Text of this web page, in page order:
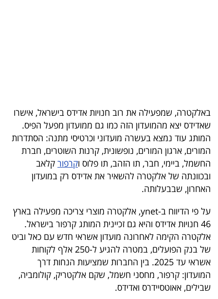
פודקאסט
40
UNDER
40
שיתופי
פעולה
דרושים
ניוזלטרים
באלקטרה, שמפעילה את רוב חנויות אדידס בישראל, אישרו
שאדידס יצא מהמועדון הזה כמו גם ממועדון מפעל הפיס.
המותג עוד נמצא בעשרה מועדוני וכרטיסי מתנה: הסתדרות
המורים, ארגון המורים, נופשונית, קרנות השוטרים, חברת
החשמל, ביימי, חבר, תו הזהב, תו פלוס וקרפור קלאב
ובכוונתה של אלקטרה להשאיר את אדידס רק במועדון
האחרון, שבבעלותה.
על פי הדיווח ב-ynet, אלקטרה מוצרי צריכה מפעילה בארץ
46 חנויות אדידס והיא גם זכיינית המותג קרפור בישראל.
אלקטרה הקימה לאחרונה מועדון אשראי חדש עם כאל וביט
של בנק הפועלים, במטרה להגיע ל-250 אלף לקוחות
אשראי עד 2025. בין החברות שמציעות הנחות דרך
המועדון: קרפור, מחסני חשמל, שקם אלקטריק, קולומביה,
שבילים, אאוטסיידרס ואדידס.